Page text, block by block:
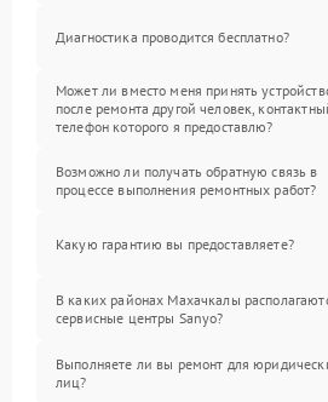
Диагностика проводится бесплатно?
Может ли вместо меня принять
после ремонта другой человек,
телефон которого я предоставлю?
Возможно ли получать обратную связь в
процессе выполнения ремонтных работ?
Какую гарантию вы предоставляете?
В каких районах Махачкалы
сервисные центры Sanyo?
Выполняете ли вы ремонт для
лиц?